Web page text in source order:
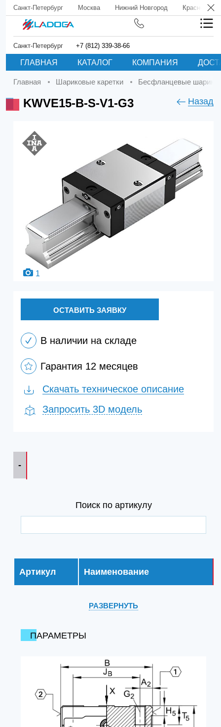
Санкт-Петербург Москва Нижний Новгород Краснодар
Санкт-Петербург +7 (812) 339-38-66
ГЛАВНАЯ КАТАЛОГ КОМПАНИЯ
Главная Шариковые каретки Бесфланцевые
KWVE15-B-S-V1-G3 Назад
1
ОСТАВИТЬ ЗАЯВКУ
В наличии на складе
Гарантия 12 месяцев
Скачать техническое описание
Запросить 3D модель
-
Поиск по артикулу
Артикул Наименование
РАЗВЕРНУТЬ
ПАРАМЕТРЫ